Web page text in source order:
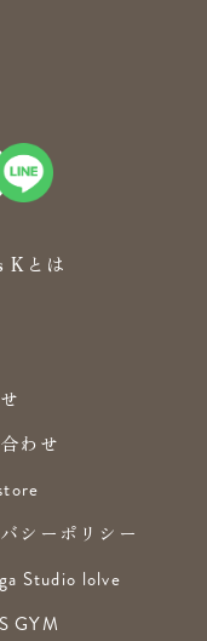
Kとは
わせ
シーポリシー
Studio lolve
GYM